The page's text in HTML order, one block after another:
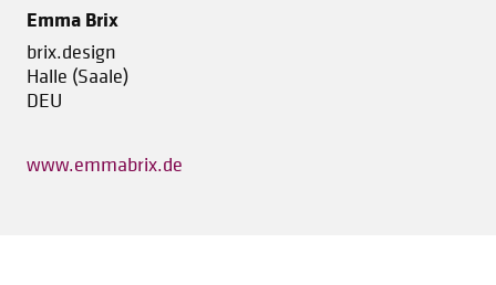
Emma Brix
brix.design
Halle (Saale)
DEU
www.emmabrix.de